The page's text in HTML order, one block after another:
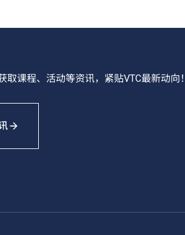
取课程、活动等资讯，紧贴VTC最新动向！